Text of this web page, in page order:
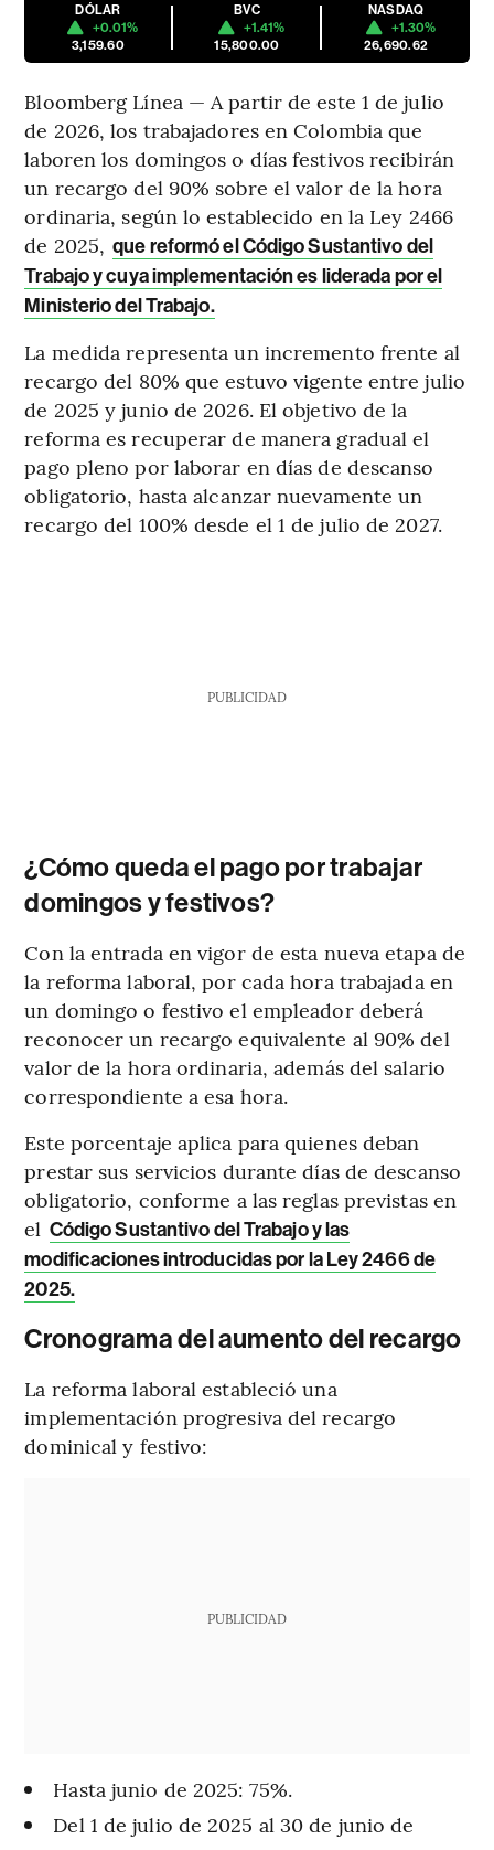
DÓLAR
+0.01%
3,159.60
BVC
+1.41%
15,800.00
NASDAQ
+1.30%
26,690.62
Bloomberg Línea — A partir de este 1 de julio
de 2026, los trabajadores en Colombia que
laboren los domingos o días festivos recibirán
un recargo del 90% sobre el valor de la hora
ordinaria, según lo establecido en la Ley 2466
de 2025, que reformó el Código Sustantivo del
Trabajo y cuya implementación es liderada por el
Ministerio del Trabajo.
La medida representa un incremento frente al
recargo del 80% que estuvo vigente entre julio
de 2025 y junio de 2026. El objetivo de la
reforma es recuperar de manera gradual el
pago pleno por laborar en días de descanso
obligatorio, hasta alcanzar nuevamente un
recargo del 100% desde el 1 de julio de 2027.
PUBLICIDAD
¿Cómo queda el pago por trabajar
domingos y festivos?
Con la entrada en vigor de esta nueva etapa de
la reforma laboral, por cada hora trabajada en
un domingo o festivo el empleador deberá
reconocer un recargo equivalente al 90% del
valor de la hora ordinaria, además del salario
correspondiente a esa hora.
Este porcentaje aplica para quienes deban
prestar sus servicios durante días de descanso
obligatorio, conforme a las reglas previstas en
el Código Sustantivo del Trabajo y las
modificaciones introducidas por la Ley 2466 de
2025.
Cronograma del aumento del recargo
La reforma laboral estableció una
implementación progresiva del recargo
dominical y festivo:
PUBLICIDAD
Hasta junio de 2025: 75%.
Del 1 de julio de 2025 al 30 de junio de